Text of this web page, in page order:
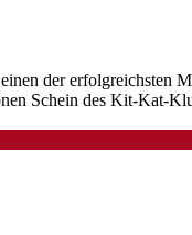
der erfolgreichsten
Schein des Kit-Kat-